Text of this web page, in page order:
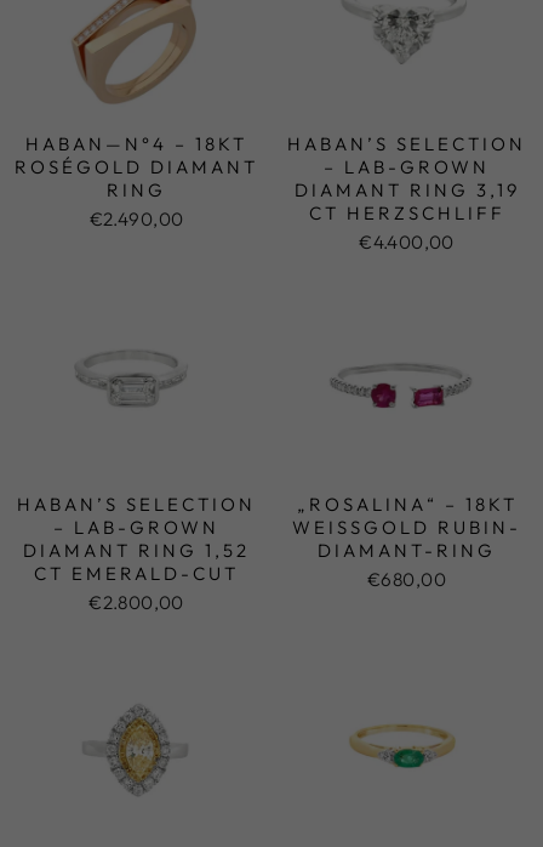
HABAN—N°4 – 18KT
ROSÉGOLD DIAMANT
RING
€2.490,00
HABAN’S SELECTION
– LAB-GROWN
DIAMANT RING 3,19
CT HERZSCHLIFF
€4.400,00
HABAN’S SELECTION
– LAB-GROWN
DIAMANT RING 1,52
CT EMERALD-CUT
€2.800,00
„ROSALINA“ – 18KT
WEISSGOLD RUBIN-D
IAMANT-RING
€680,00